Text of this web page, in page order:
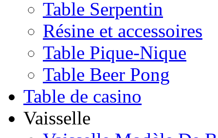
Table Serpentin
Résine et accessoires
Table Pique-Nique
Table Beer Pong
Table de casino
Vaisselle